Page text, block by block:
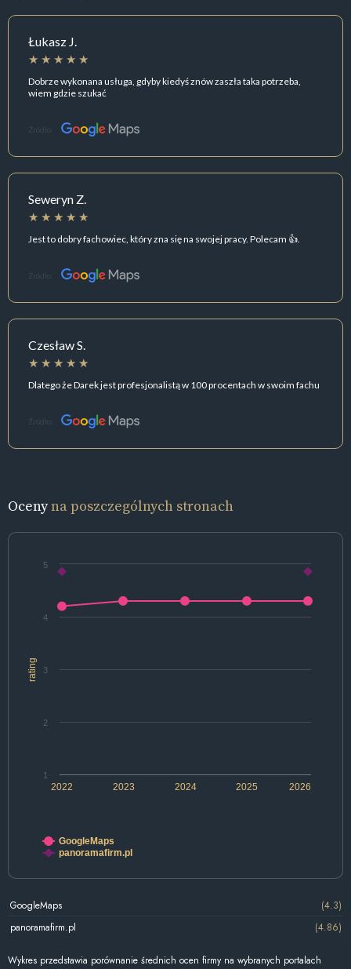
Łukasz J.
Dobrze wykonana usługa, gdyby kiedyś znów zaszła taka potrzeba,
wiem gdzie szukać
Źródło:
Seweryn Z.
Jest to dobry fachowiec, który zna się na swojej pracy. Polecam 👍.
Źródło:
Czesław S.
Dlatego że Darek jest profesjonalistą w 100 procentach w swoim fachu
Źródło:
Ocenyna poszczególnych stronach
rating
2022 2024 2026
2023 2025
1
2
3
4
5
GoogleMaps
panoramafirm.pl
GoogleMaps
(4.3)
panoramafirm.pl
(4.86)
Wykres przedstawia porównanie średnich ocen firmy na wybranych portalach